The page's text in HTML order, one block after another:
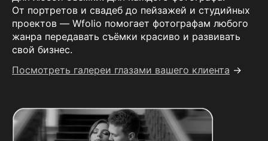
От портретов и свадеб до пейзажей и студийных
проектов — Wfolio помогает фотографам любого
жанра передавать съёмки красиво и развивать
свой бизнес.
Посмотреть галереи глазами вашего клиента →